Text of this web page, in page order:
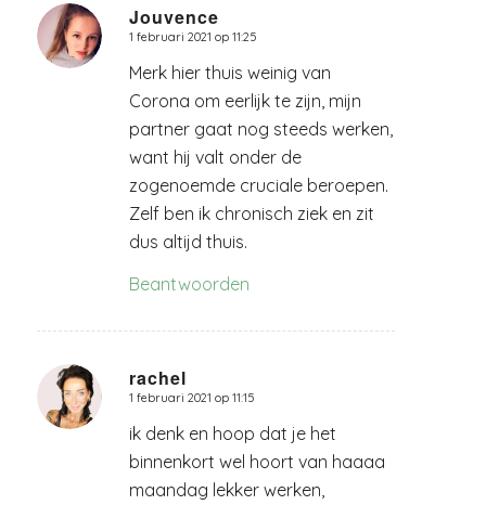
Jouvence
zegt:
1 februari 2021 op 11:25
Merk hier thuis weinig van
Corona om eerlijk te zijn, mijn
partner gaat nog steeds werken,
want hij valt onder de
zogenoemde cruciale beroepen.
Zelf ben ik chronisch ziek en zit
dus altijd thuis.
Beantwoorden
rachel
zegt:
1 februari 2021 op 11:15
ik denk en hoop dat je het
binnenkort wel hoort van haaaa
maandag lekker werken,